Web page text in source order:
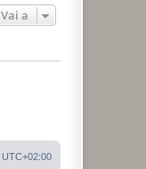
Vai a
UTC+02:00